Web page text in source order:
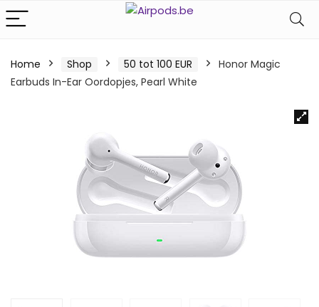
Home Shop 50 tot 100 EUR
Honor Magic
Earbuds In-Ear Oordopjes, Pearl White